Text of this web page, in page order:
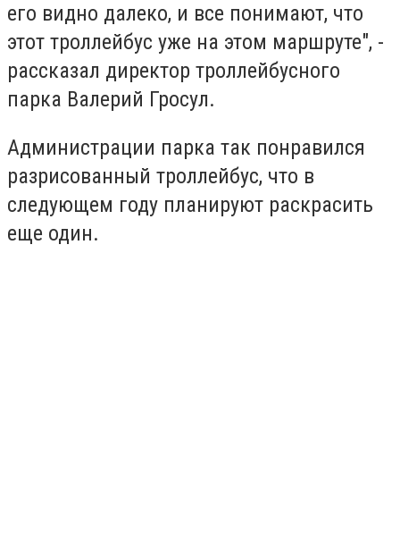
его видно далеко, и все понимают, что
этот троллейбус уже на этом маршруте", -
рассказал директор троллейбусного
парка Валерий Гросул.
Администрации парка так понравился
разрисованный троллейбус, что в
следующем году планируют раскрасить
еще один.